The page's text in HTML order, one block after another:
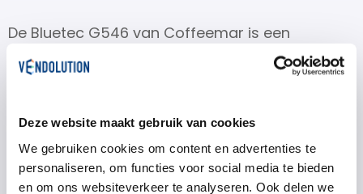
Deze website maakt gebruik van cookies
We gebruiken cookies om content en advertenties te
personaliseren, om functies voor social media te bieden
en om ons websiteverkeer te analyseren. Ook delen we
De Bluetec G546 van Coffeemar is een
veelzijdige koffiemachine die perfect inspeelt
over geavanceerde functies, zoals een
drukregelaar in de koffiezet module die voor
een constante hoge druk zorgt en een